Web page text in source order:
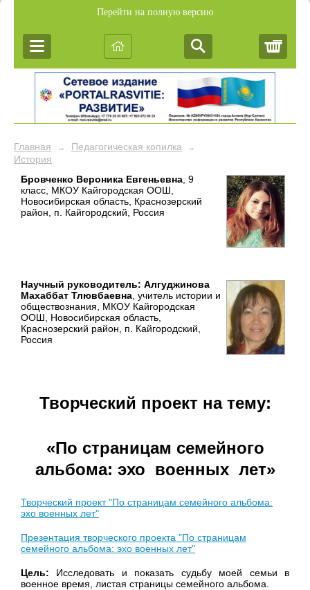
Перейти на полную версию
Главная → Педагогическая копилка →
История
Бровченко Вероника Евгеньевна , 9
класс, МКОУ Кайгородская ООШ,
Новосибирская область, Краснозерский
район, п. Кайгородский, Россия
Научный руководитель: Алгуджинова
Махаббат Тлювбаевна , учитель истории и
обществознания, МКОУ Кайгородская
ООШ, Новосибирская область,
Краснозерский район, п. Кайгородский,
Россия
Творческий проект на тему:
«По страницам семейного
альбома: эхо военных лет»
Творческий проект "По страницам семейного альбома:
эхо военных лет"
Презентация творческого проекта "По страницам
семейного альбома: эхо военных лет"
Цель: Исследовать и показать судьбу моей семьи в
военное время, листая страницы семейного альбома.